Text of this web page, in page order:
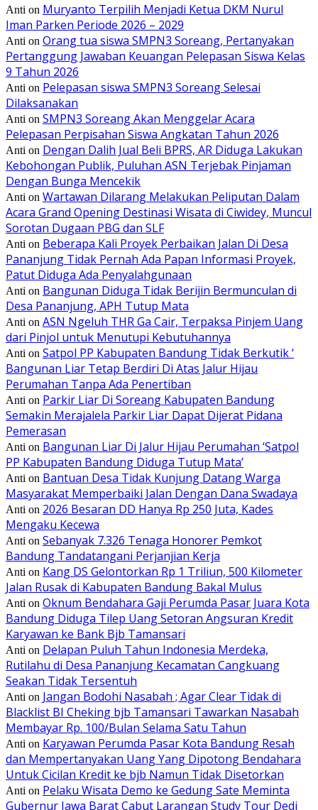
Anti on Muryanto Terpilih Menjadi Ketua DKM Nurul
Iman Parken Periode 2026 – 2029
Anti on Orang tua siswa SMPN3 Soreang, Pertanyakan
Pertanggung Jawaban Keuangan Pelepasan Siswa Kelas
9 Tahun 2026
Anti on Pelepasan siswa SMPN3 Soreang Selesai
Dilaksanakan
Anti on SMPN3 Soreang Akan Menggelar Acara
Pelepasan Perpisahan Siswa Angkatan Tahun 2026
Anti on Dengan Dalih Jual Beli BPRS, AR Diduga Lakukan
Kebohongan Publik, Puluhan ASN Terjebak Pinjaman
Dengan Bunga Mencekik
Anti on Wartawan Dilarang Melakukan Peliputan Dalam
Acara Grand Opening Destinasi Wisata di Ciwidey, Muncul
Sorotan Dugaan PBG dan SLF
Anti on Beberapa Kali Proyek Perbaikan Jalan Di Desa
Pananjung Tidak Pernah Ada Papan Informasi Proyek,
Patut Diduga Ada Penyalahgunaan
Anti on Bangunan Diduga Tidak Berijin Bermunculan di
Desa Pananjung, APH Tutup Mata
Anti on ASN Ngeluh THR Ga Cair, Terpaksa Pinjem Uang
dari Pinjol untuk Menutupi Kebutuhannya
Anti on Satpol PP Kabupaten Bandung Tidak Berkutik ‘
Bangunan Liar Tetap Berdiri Di Atas Jalur Hijau
Perumahan Tanpa Ada Penertiban
Anti on Parkir Liar Di Soreang Kabupaten Bandung
Semakin Merajalela Parkir Liar Dapat Dijerat Pidana
Pemerasan
Anti on Bangunan Liar Di Jalur Hijau Perumahan ‘Satpol
PP Kabupaten Bandung Diduga Tutup Mata’
Anti on Bantuan Desa Tidak Kunjung Datang Warga
Masyarakat Memperbaiki Jalan Dengan Dana Swadaya
Anti on 2026 Besaran DD Hanya Rp 250 Juta, Kades
Mengaku Kecewa
Anti on Sebanyak 7.326 Tenaga Honorer Pemkot
Bandung Tandatangani Perjanjian Kerja
Anti on Kang DS Gelontorkan Rp 1 Triliun, 500 Kilometer
Jalan Rusak di Kabupaten Bandung Bakal Mulus
Anti on Oknum Bendahara Gaji Perumda Pasar Juara Kota
Bandung Diduga Tilep Uang Setoran Angsuran Kredit
Karyawan ke Bank Bjb Tamansari
Anti on Delapan Puluh Tahun Indonesia Merdeka,
Rutilahu di Desa Pananjung Kecamatan Cangkuang
Seakan Tidak Tersentuh
Anti on Jangan Bodohi Nasabah ; Agar Clear Tidak di
Blacklist BI Cheking bjb Tamansari Tawarkan Nasabah
Membayar Rp. 100/Bulan Selama Satu Tahun
Anti on Karyawan Perumda Pasar Kota Bandung Resah
dan Mempertanyakan Uang Yang Dipotong Bendahara
Untuk Cicilan Kredit ke bjb Namun Tidak Disetorkan
Anti on Pelaku Wisata Demo ke Gedung Sate Meminta
Gubernur Jawa Barat Cabut Larangan Study Tour Dedi